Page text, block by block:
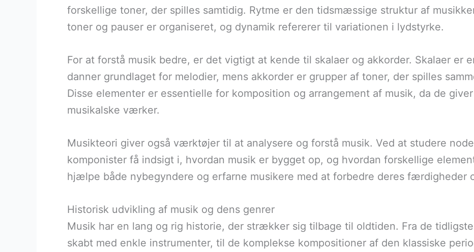
forskellige toner, der spilles samtidig. Rytme er den tidsmæssige struktur af
toner og pauser er organiseret, og dynamik refererer til variationen i lydstyrke.
For at forstå musik bedre, er det vigtigt at kende til skalaer og akkorder. Skalaer er
danner grundlaget for melodier, mens akkorder er grupper af toner, der spilles
Disse elementer er essentielle for komposition og arrangement af musik, da de
musikalske værker.
Musikteori giver også værktøjer til at analysere og forstå musik. Ved at studere
komponister få indsigt i, hvordan musik er bygget op, og hvordan forskellige
hjælpe både nybegyndere og erfarne musikere med at forbedre deres færdigheder
Historisk udvikling af musik og dens genrer
Musik har en lang og rig historie, der strækker sig tilbage til oldtiden. Fra de
skabt med enkle instrumenter, til de komplekse kompositioner af den klassiske